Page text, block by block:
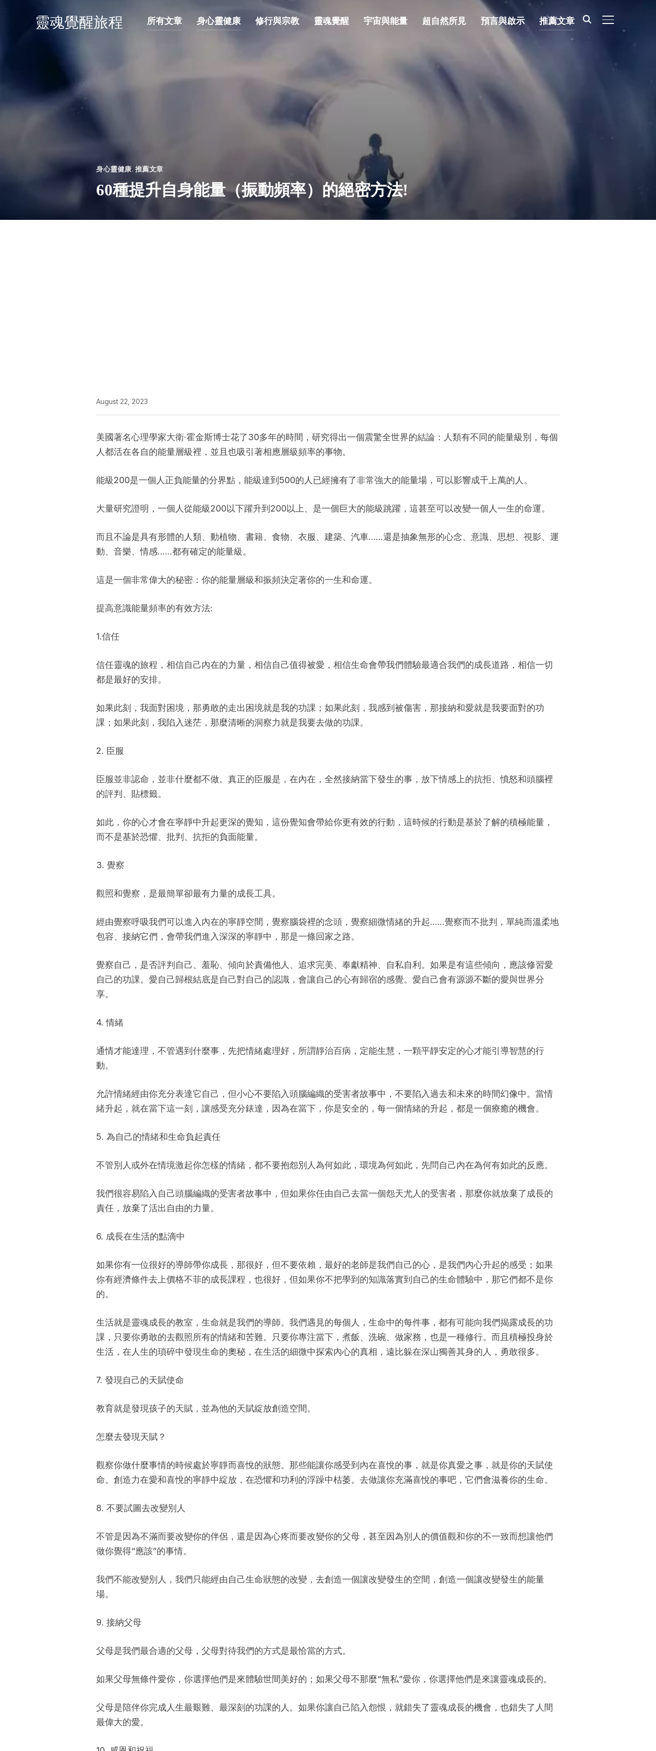
靈魂覺醒旅程 TOGGLE
所有文章 身心靈健康 修行與宗教 靈魂覺醒 宇宙與能量 超自然所見 預言與啟示 推薦文章
身心靈健康, 推薦文章
60種提升自身能量（振動頻率）的絕密方法!
August 22, 2023
美國著名心理學家大衛·霍金斯博士花了30多年的時間，研究得出一個震驚全世界的結論：人類有不同的能量級別，每個
人都活在各自的能量層級裡，並且也吸引著相應層級頻率的事物。
能級200是一個人正負能量的分界點，能級達到500的人已經擁有了非常強大的能量場，可以影響成千上萬的人。
大量研究證明，一個人從能級200以下躍升到200以上、是一個巨大的能級跳躍，這甚至可以改變一個人一生的命運。
而且不論是具有形體的人類、動植物、書籍、食物、衣服、建築、汽車……還是抽象無形的心念、意識、思想、視影、運
動、音樂、情感……都有確定的能量級。
這是一個非常偉大的秘密：你的能量層級和振頻決定著你的一生和命運。
提高意識能量頻率的有效方法:
1.信任
信任靈魂的旅程，相信自己內在的力量，相信自己值得被愛，相信生命會帶我們體驗最適合我們的成長道路，相信一切
都是最好的安排。
如果此刻，我面對困境，那勇敢的走出困境就是我的功課；如果此刻，我感到被傷害，那接納和愛就是我要面對的功
課；如果此刻，我陷入迷茫，那麼清晰的洞察力就是我要去做的功課。
2. 臣服
臣服並非認命，並非什麼都不做。真正的臣服是，在內在，全然接納當下發生的事，放下情感上的抗拒、憤怒和頭腦裡
的評判、貼標籤。
如此，你的心才會在寧靜中升起更深的覺知，這份覺知會帶給你更有效的行動，這時候的行動是基於了解的積極能量，
而不是基於恐懼、批判、抗拒的負面能量。
3. 覺察
觀照和覺察，是最簡單卻最有力量的成長工具。
經由覺察呼吸我們可以進入內在的寧靜空間，覺察腦袋裡的念頭，覺察細微情緒的升起……覺察而不批判，單純而溫柔地
包容、接納它們，會帶我們進入深深的寧靜中，那是一條回家之路。
覺察自己，是否評判自己、羞恥、傾向於責備他人、追求完美、奉獻精神、自私自利。如果是有這些傾向，應該修習愛
自己的功課。愛自己歸根結底是自己對自己的認識，會讓自己的心有歸宿的感覺。愛自己會有源源不斷的愛與世界分
享。
4. 情緒
通情才能達理，不管遇到什麼事，先把情緒處理好，所謂靜治百病，定能生慧，一顆平靜安定的心才能引導智慧的行
動。
允許情緒經由你充分表達它自己，但小心不要陷入頭腦編織的受害者故事中，不要陷入過去和未來的時間幻像中。當情
緒升起，就在當下這一刻，讓感受充分錶達，因為在當下，你是安全的，每一個情緒的升起，都是一個療癒的機會。
5. 為自己的情緒和生命負起責任
不管別人或外在情境激起你怎樣的情緒，都不要抱怨別人為何如此，環境為何如此，先問自己內在為何有如此的反應。
我們很容易陷入自己頭腦編織的受害者故事中，但如果你任由自己去當一個怨天尤人的受害者，那麼你就放棄了成長的
責任，放棄了活出自由的力量。
6. 成長在生活的點滴中
如果你有一位很好的導師帶你成長，那很好，但不要依賴，最好的老師是我們自己的心，是我們內心升起的感受；如果
你有經濟條件去上價格不菲的成長課程，也很好，但如果你不把學到的知識落實到自己的生命體驗中，那它們都不是你
的。
生活就是靈魂成長的教室，生命就是我們的導師。我們遇見的每個人，生命中的每件事，都有可能向我們揭露成長的功
課，只要你勇敢的去觀照所有的情緒和苦難。只要你專注當下，煮飯、洗碗、做家務，也是一種修行。而且積極投身於
生活，在人生的瑣碎中發現生命的奧秘，在生活的細微中探索內心的真相，遠比躲在深山獨善其身的人，勇敢很多。
7. 發現自己的天賦使命
教育就是發現孩子的天賦，並為他的天賦綻放創造空間。
怎麼去發現天賦？
觀察你做什麼事情的時候處於寧靜而喜悅的狀態。那些能讓你感受到內在喜悅的事，就是你真愛之事，就是你的天賦使
命。創造力在愛和喜悅的寧靜中綻放，在恐懼和功利的浮躁中枯萎。去做讓你充滿喜悅的事吧，它們會滋養你的生命。
8. 不要試圖去改變別人
不管是因為不滿而要改變你的伴侶，還是因為心疼而要改變你的父母，甚至因為別人的價值觀和你的不一致而想讓他們
做你覺得“應該”的事情。
我們不能改變別人，我們只能經由自己生命狀態的改變，去創造一個讓改變發生的空間，創造一個讓改變發生的能量
場。
9. 接納父母
父母是我們最合適的父母，父母對待我們的方式是最恰當的方式。
如果父母無條件愛你，你選擇他們是來體驗世間美好的；如果父母不那麼“無私”愛你，你選擇他們是來讓靈魂成長的。
父母是陪伴你完成人生最艱難、最深刻的功課的人。如果你讓自己陷入怨恨，就錯失了靈魂成長的機會，也錯失了人間
最偉大的愛。